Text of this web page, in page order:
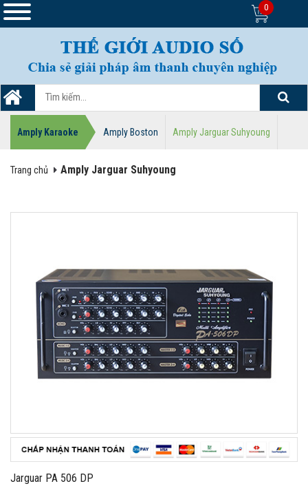
0
Amply Karaoke Amply Boston Amply Jarguar Suhyoung
Trang chủ Amply Jarguar Suhyoung
Jarguar PA 506 DP